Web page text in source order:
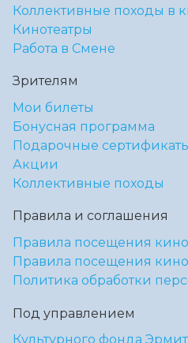
Коллективные походы в
Кинотеатры
Работа в Смене
Зрителям
Мои билеты
Бонусная программа
Подарочные
Акции
Коллективные походы
Правила и соглашения
Правила посещения
Правила посещения
Политика обработки
Под управлением
Культурного фонда